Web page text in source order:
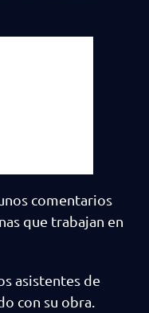
comentarios
que trabajan en
asistentes de
con su obra.